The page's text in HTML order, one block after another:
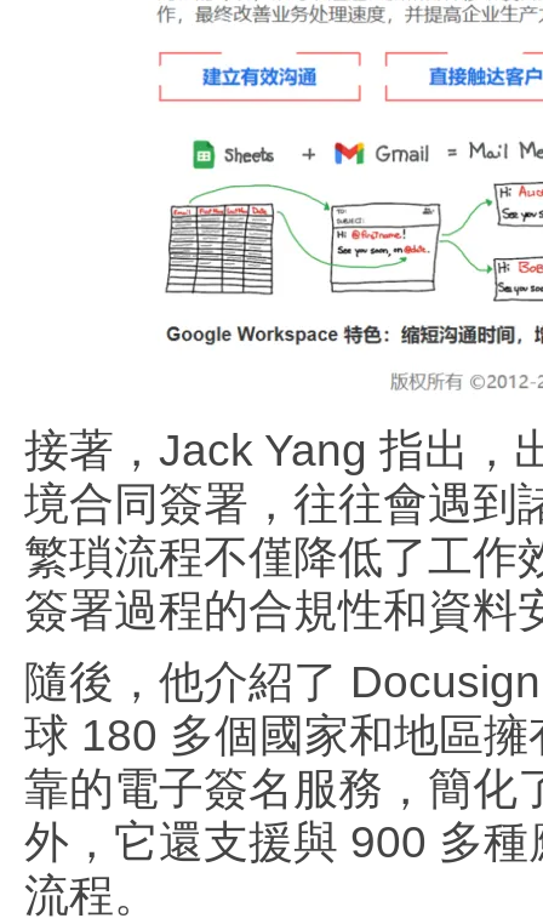
接著，Jack Yang 指出，
境合同簽署，往往會遇到
繁瑣流程不僅降低了工作
簽署過程的合規性和資料
隨後，他介紹了
球 180 多個國家和地區
靠的電子簽名服務，簡化
外，它還支援與 900 多
流程。